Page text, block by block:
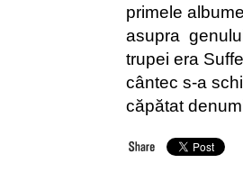
primele
asupra
trupei era
cântec s-a
căpătat